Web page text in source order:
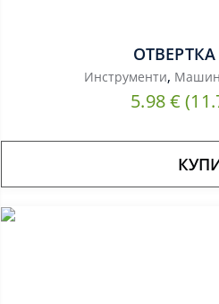
ОТВЕРТКА
Инструменти,
5.98€